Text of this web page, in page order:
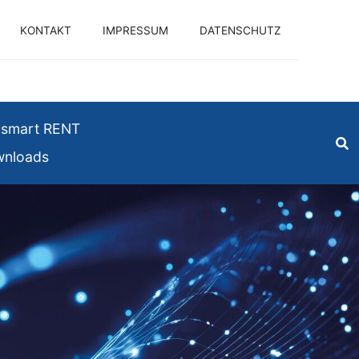
KONTAKT IMPRESSUM DATENSCHUTZ
smart RENT